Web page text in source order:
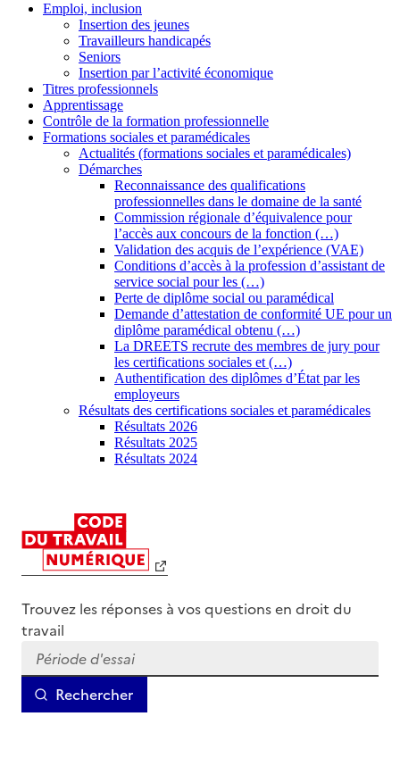
Emploi, inclusion
Insertion des jeunes
Travailleurs handicapés
Seniors
Insertion par l’activité économique
Titres professionnels
Apprentissage
Contrôle de la formation professionnelle
Formations sociales et paramédicales
Actualités (formations sociales et paramédicales)
Démarches
Reconnaissance des qualifications
professionnelles dans le domaine de la santé
Commission régionale d’équivalence pour
l’accès aux concours de la fonction (…)
Validation des acquis de l’expérience (VAE)
Conditions d’accès à la profession d’assistant de
service social pour les (…)
Perte de diplôme social ou paramédical
Demande d’attestation de conformité UE pour un
diplôme paramédical obtenu (…)
La DREETS recrute des membres de jury pour
les certifications sociales et (…)
Authentification des diplômes d’État par les
employeurs
Résultats des certifications sociales et paramédicales
Résultats 2026
Résultats 2025
Résultats 2024